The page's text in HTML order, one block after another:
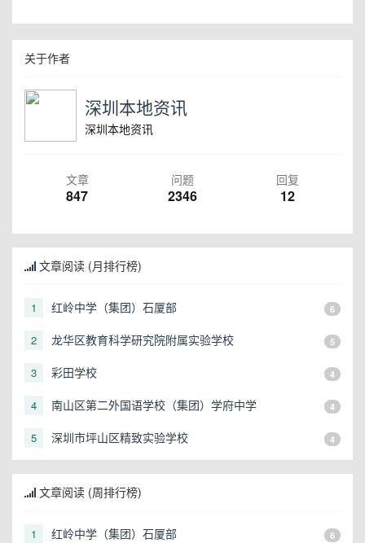
关于作者
深圳本地资讯
深圳本地资讯
文章
847
问题
2346
回复
12
文章阅读 (月排行榜)
1 红岭中学（集团）石厦部 6
2 龙华区教育科学研究院附属实验学校 5
3 彩田学校 4
4 南山区第二外国语学校（集团）学府中学 4
5 深圳市坪山区精致实验学校 4
文章阅读 (周排行榜)
1 红岭中学（集团）石厦部 6